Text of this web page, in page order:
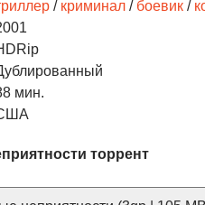
/ криминал / боевик /
мин.
торрент